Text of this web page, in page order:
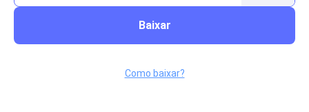
Baixar
Como baixar?